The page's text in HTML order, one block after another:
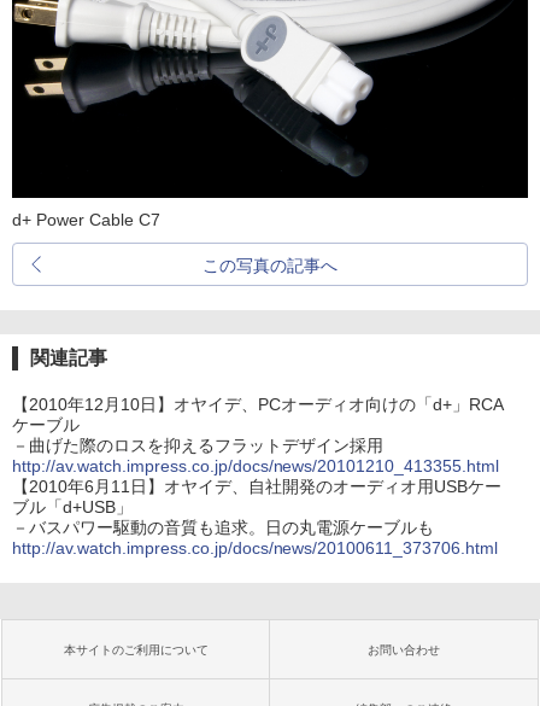
d+ Power Cable C7
この写真の記事へ
関連記事
【2010年12月10日】オヤイデ、PCオーディオ向けの「d+」RCA
ケーブル
－曲げた際のロスを抑えるフラットデザイン採用
http://av.watch.impress.co.jp/docs/news/20101210_413355.html
【2010年6月11日】オヤイデ、自社開発のオーディオ用USBケー
ブル「d+USB」
－バスパワー駆動の音質も追求。日の丸電源ケーブルも
http://av.watch.impress.co.jp/docs/news/20100611_373706.html
本サイトのご利用について お問い合わせ